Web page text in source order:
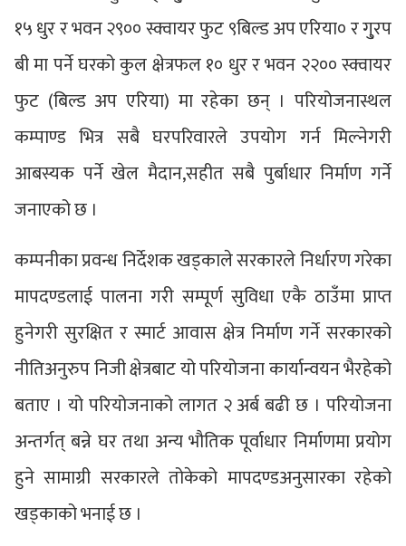
१५ धुर र भवन २९०० स्क्वायर फुट ९बिल्ड अप एरिया० र गु्रप
बी मा पर्ने घरको कुल क्षेत्रफल १० धुर र भवन २२०० स्क्वायर
फुट (बिल्ड अप एरिया) मा रहेका छन् । परियोजनास्थल
कम्पाण्ड भित्र सबै घरपरिवारले उपयोग गर्न मिल्नेगरी
आबस्यक पर्ने खेल मैदान,सहीत सबै पुर्बाधार निर्माण गर्ने
जनाएको छ ।
कम्पनीका प्रवन्ध निर्देशक खड्काले सरकारले निर्धारण गरेका
मापदण्डलाई पालना गरी सम्पूर्ण सुविधा एकै ठाउँमा प्राप्त
हुनेगरी सुरक्षित र स्मार्ट आवास क्षेत्र निर्माण गर्ने सरकारको
नीतिअनुरुप निजी क्षेत्रबाट यो परियोजना कार्यान्वयन भैरहेको
बताए । यो परियोजनाको लागत २ अर्ब बढी छ । परियोजना
अन्तर्गत् बन्ने घर तथा अन्य भौतिक पूर्वाधार निर्माणमा प्रयोग
हुने सामाग्री सरकारले तोकेको मापदण्डअनुसारका रहेको
खड्काको भनाई छ ।